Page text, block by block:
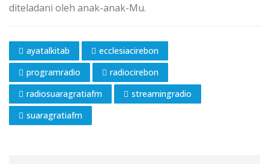
diteladani oleh anak-anak-Mu.
ayatalkitab
ecclesiacirebon
programradio
radiocirebon
radiosuaragratiafm
streamingradio
suaragratiafm